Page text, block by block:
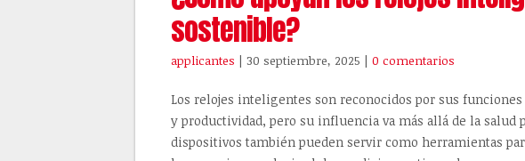
sostenible?
applicantes | 30 septiembre, 2025 | 0 comentarios
Los relojes inteligentes son reconocidos por sus
y productividad, pero su influencia va más allá de la salud
dispositivos también pueden servir como herramientas